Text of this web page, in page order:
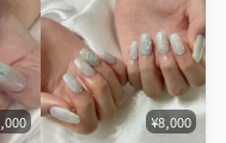
¥8,000